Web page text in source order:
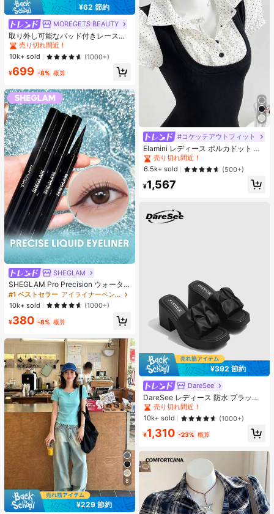
¥62 節約
MOREGETS BEAUTY
取り外し可能なパッド付きレースキ
ャミソール、多用途ノースリーブア
ンダーシャツ、女性向け、新学期、
クリスマス、春節、カジュアルホワ
イトサマー、シック&エレガント
#1 ベストセラー
モスク 女性用タンクトップ&キャミス
売り切れ間近！
#1 ベストセラー
売り切れ間近！
#1 ベストセラー
売り切れ間近！
#1 ベストセラー
売り切れ間近！
10k+ sold (1000+)
¥699 -8% 概算
SHEGLAM
SHEGLAM Pro Precision ウォータ
ープルーフリキッドアイライナー-Bl
ack 女性と女の子のためのブランド
ビューティーコスメメイクアップ
#1 ベストセラー
アイライナーペンシル アイライナー
10k+ sold
(1000+)
¥380 -8% 概算
8
¥229 節約
#2 ベストセラー
に 柔らかい 女性用トップス、ブラウス、Tシャツ
#コケッテアウトフィット
Elamini レディース ポルカドット パ
ッチワーク レーストリム 配色 ウエ
スト ショートスリーブ トップス 夏
用
#2 ベストセラー
夜遊び 女性用ブラウス
売り切れ間近！
#2 ベストセラー
売り切れ間近！
#2 ベストセラー
売り切れ間近！
#2 ベストセラー
売り切れ間近！
6.5k+ sold (500+)
¥1,567
¥392 節約
DareSee
DareSee レディース 防水 プラット
フォーム 厚底サンダル オープントゥ
スリッポンシューズ 夏新作 チャンキ
ーハイヒール Y2Kスタイル 通学向け
#1 ベストセラー
売り切れ間近！
#1 ベストセラー
売り切れ間近！
#1 ベストセラー
売り切れ間近！
#1 ベストセラー
売り切れ間近！
10k+ sold (1000+)
¥1,310 -23% 概算